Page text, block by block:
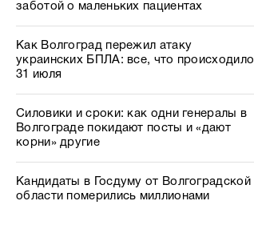
заботой о маленьких пациентах
Как Волгоград пережил атаку
украинских БПЛА: все, что происходило
31 июля
Силовики и сроки: как одни генералы в
Волгограде покидают посты и «дают
корни» другие
Кандидаты в Госдуму от Волгоградской
области померились миллионами